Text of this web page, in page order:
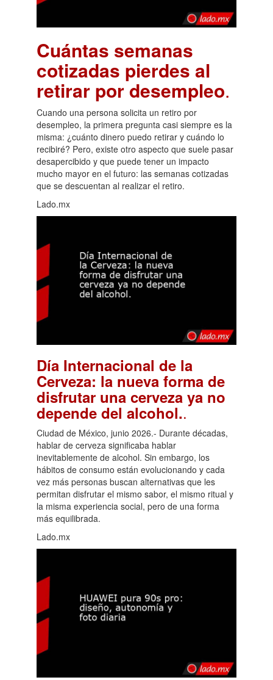
Cuántas semanas
cotizadas pierdes al
retirar por desempleo.
Cuando una persona solicita un retiro por
desempleo, la primera pregunta casi siempre es la
misma: ¿cuánto dinero puedo retirar y cuándo lo
recibiré? Pero, existe otro aspecto que suele pasar
desapercibido y que puede tener un impacto
mucho mayor en el futuro: las semanas cotizadas
que se descuentan al realizar el retiro.
Lado.mx
Día Internacional de la
Cerveza: la nueva forma de
disfrutar una cerveza ya no
depende del alcohol..
Ciudad de México, junio 2026.- Durante décadas,
hablar de cerveza significaba hablar
inevitablemente de alcohol. Sin embargo, los
hábitos de consumo están evolucionando y cada
vez más personas buscan alternativas que les
permitan disfrutar el mismo sabor, el mismo ritual y
la misma experiencia social, pero de una forma
más equilibrada.
Lado.mx